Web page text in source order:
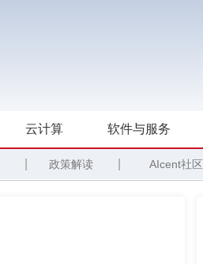
云计算 软件与服务
政策解读 AIcent社区